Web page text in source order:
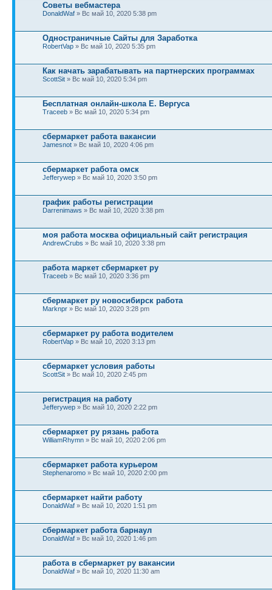
Советы вебмастера
DonaldWaf » Вс май 10, 2020 5:38 pm
Одностраничные Сайты для Заработка
RobertVap » Вс май 10, 2020 5:35 pm
Как начать зарабатывать на партнерских программах
ScottSit » Вс май 10, 2020 5:34 pm
Бесплатная онлайн-школа Е. Вергуса
Traceeb » Вс май 10, 2020 5:34 pm
сбермаркет работа вакансии
Jamesnot » Вс май 10, 2020 4:06 pm
сбермаркет работа омск
Jefferywep » Вс май 10, 2020 3:50 pm
график работы регистрации
Darrenimaws » Вс май 10, 2020 3:38 pm
моя работа москва официальный сайт регистрация
AndrewCrubs » Вс май 10, 2020 3:38 pm
работа маркет сбермаркет ру
Traceeb » Вс май 10, 2020 3:36 pm
сбермаркет ру новосибирск работа
Marknpr » Вс май 10, 2020 3:28 pm
сбермаркет ру работа водителем
RobertVap » Вс май 10, 2020 3:13 pm
сбермаркет условия работы
ScottSit » Вс май 10, 2020 2:45 pm
регистрация на работу
Jefferywep » Вс май 10, 2020 2:22 pm
сбермаркет ру рязань работа
WilliamRhymn » Вс май 10, 2020 2:06 pm
сбермаркет работа курьером
Stephenaromo » Вс май 10, 2020 2:00 pm
сбермаркет найти работу
DonaldWaf » Вс май 10, 2020 1:51 pm
сбермаркет работа барнаул
DonaldWaf » Вс май 10, 2020 1:46 pm
работа в сбермаркет ру вакансии
DonaldWaf » Вс май 10, 2020 11:30 am